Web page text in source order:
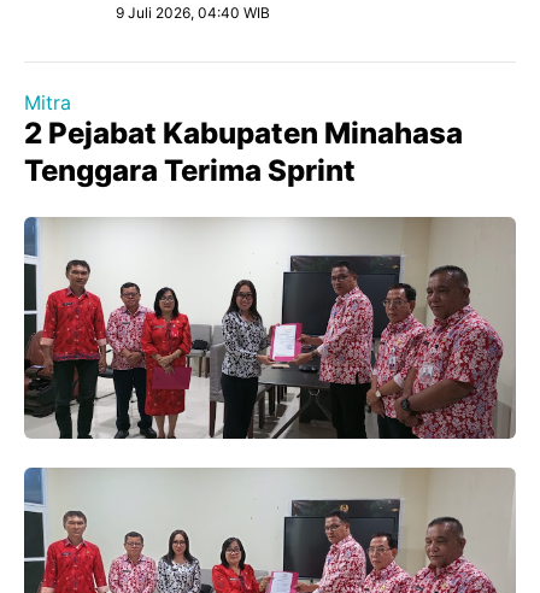
9 Juli 2026, 04:40 WIB
Mitra
2 Pejabat Kabupaten Minahasa
Tenggara Terima Sprint